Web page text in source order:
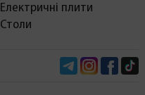
Електричні плити
Столи
TelegramInstagram